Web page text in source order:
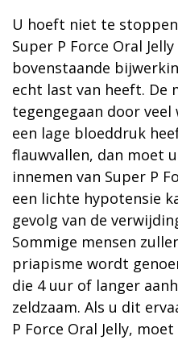
U hoeft niet te
Super P Force Oral
bovenstaande
echt last van heeft. De
tegengegaan door
een lage bloeddruk
flauwvallen, dan moet
innemen van Super P
een lichte hypotensie
gevolg van de
Sommige mensen
priapisme wordt
die 4 uur of langer
zeldzaam. Als u dit
P Force Oral Jelly,